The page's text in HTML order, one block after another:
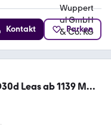
Kontakt Parken
Leas ab 1139 M
DAPr Sthz Pano